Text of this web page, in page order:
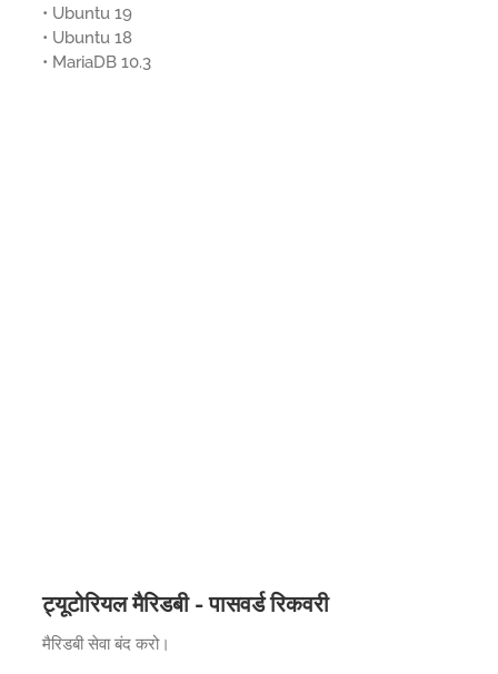
• Ubuntu 19
• Ubuntu 18
• MariaDB 10.3
ट्यूटोरियल मैरिडबी - पासवर्ड रिकवरी
मैरिडबी सेवा बंद करो।